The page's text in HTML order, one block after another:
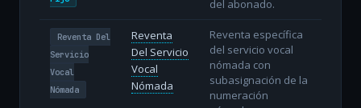
del abonado.
Reventa Del
Servicio
Vocal
Nómada
Reventa
Del Servicio
Vocal
Nómada
Reventa específica
del servicio vocal
nómada con
subasignación de la
numeración